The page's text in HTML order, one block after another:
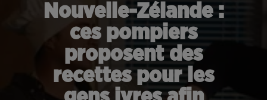
Nouvelle-Zélande :
ces pompiers
proposent des
recettes pour les